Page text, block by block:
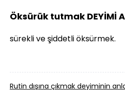
Öksürük tutmak DEYİMİ
sürekli ve şiddetli öksürmek.
Rutin dışına çıkmak deyiminin